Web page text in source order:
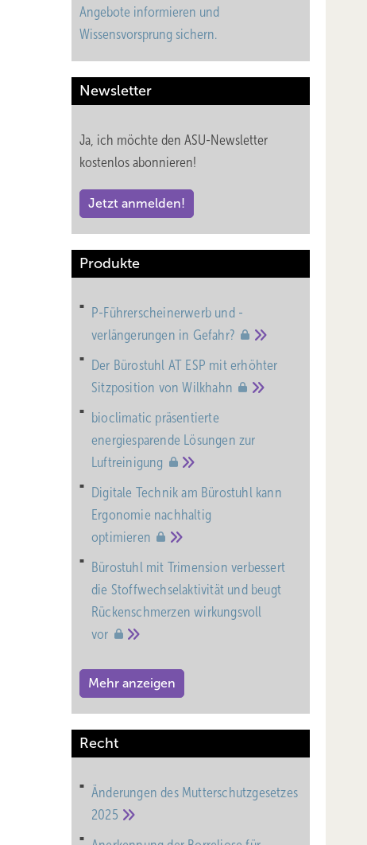
Angebote informieren und
Wissensvorsprung sichern.
Newsletter
Ja, ich möchte den ASU-Newsletter
kostenlos abonnieren!
Jetzt anmelden!
Produkte
P-Führerscheinerwerb und -
verlängerungen in Gefahr?
Der Bürostuhl AT ESP mit erhöhter
Sitzposition vonWilkhahn
bioclimatic präsentierte
energiesparende Lösungen zur
Luftreinigung
Digitale Technik am Bürostuhl kann
Ergonomie nachhaltig
optimieren
Bürostuhl mit Trimension verbessert
die Stoffwechselaktivität und beugt
Rückenschmerzen wirkungsvoll
vor
Mehr anzeigen
Recht
Änderungen des Mutterschutz­gesetzes
2025